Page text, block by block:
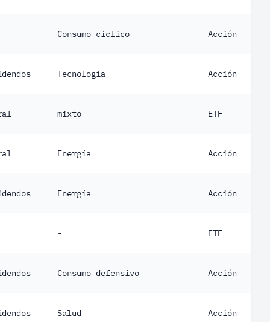
Consumo cíclico Acción
Tecnología Acción
mixto ETF
Energía Acción
Energía Acción
- ETF
Consumo defensivo Acción
Salud Acción